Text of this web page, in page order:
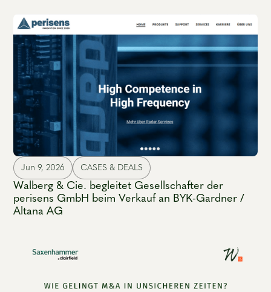
Jun 9, 2026 CASES & DEALS
Walberg & Cie. begleitet Gesellschafter der
perisens GmbH beim Verkauf an BYK-Gardner /
Altana AG